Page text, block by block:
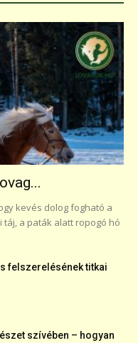
kevés dolog fogható a
a paták alatt ropogó hó
felszerelésének titkai
szívében – hogyan